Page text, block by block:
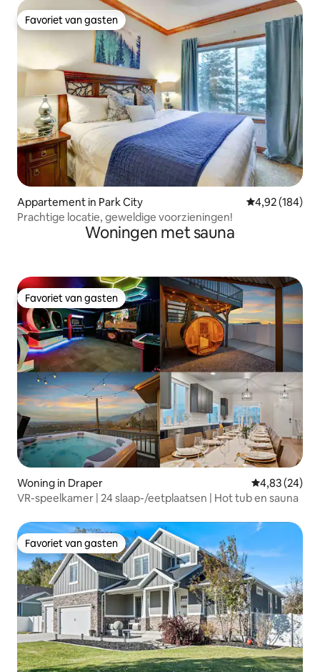
Favoriet van gasten
Favoriet van gasten
Appartement in Park City Gemiddelde
4,92 (184)
Prachtige locatie, geweldige voorzieningen!
Woningen met sauna
Favoriet van gasten
Favoriet van gasten
Woning in Draper Gemiddelde
4,83 (24)
VR-speelkamer | 24 slaap-/eetplaatsen | Hot tub en sauna
Favoriet van gasten
Favoriet van gasten